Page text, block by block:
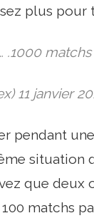
plus pour
.1000
11 janvier
pendant
situation
que
matchs